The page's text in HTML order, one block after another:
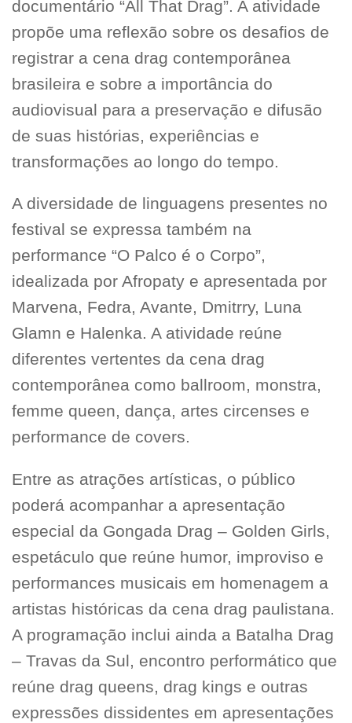
documentário “All That Drag”. A atividade
propõe uma reflexão sobre os desafios de
registrar a cena drag contemporânea
brasileira e sobre a importância do
audiovisual para a preservação e difusão
de suas histórias, experiências e
transformações ao longo do tempo.
A diversidade de linguagens presentes no
festival se expressa também na
performance “O Palco é o Corpo”,
idealizada por Afropaty e apresentada por
Marvena, Fedra, Avante, Dmitrry, Luna
Glamn e Halenka. A atividade reúne
diferentes vertentes da cena drag
contemporânea como ballroom, monstra,
femme queen, dança, artes circenses e
performance de covers.
Entre as atrações artísticas, o público
poderá acompanhar a apresentação
especial da Gongada Drag – Golden Girls,
espetáculo que reúne humor, improviso e
performances musicais em homenagem a
artistas históricas da cena drag paulistana.
A programação inclui ainda a Batalha Drag
– Travas da Sul, encontro performático que
reúne drag queens, drag kings e outras
expressões dissidentes em apresentações